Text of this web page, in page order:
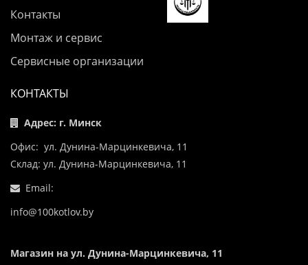
Контакты
Монтаж и сервис
Сервисные организации
КОНТАКТЫ
Адрес: г. Минск
Офис: ул. Дунина-Марцинкевича, 11
Склад: ул. Дунина-Марцинкевича, 11
Email:
info@100kotlov.by
Магазин на ул. Дунина-Марцинкевича, 11